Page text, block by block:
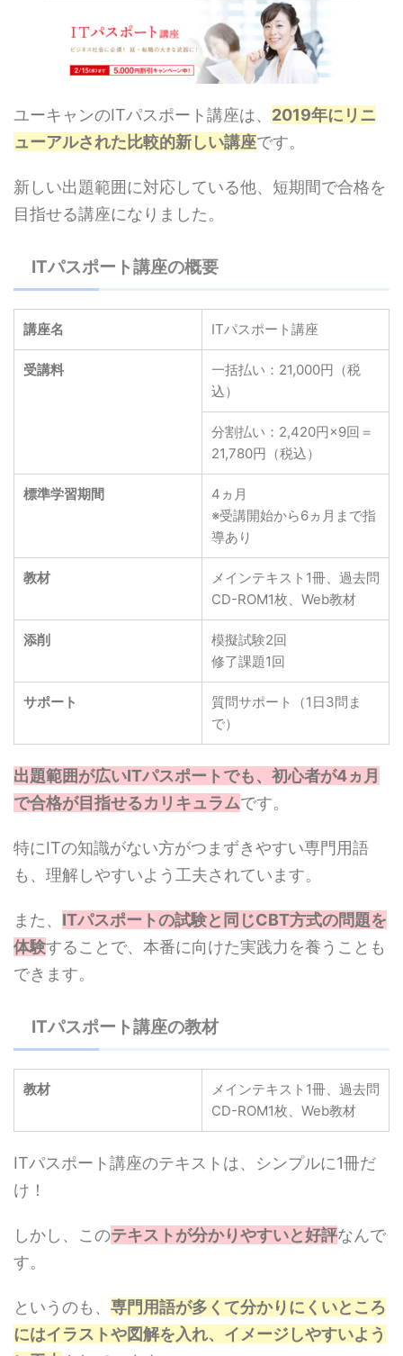
ユーキャンのITパスポート講座は、 2019年にリニ
ューアルされた比較的新しい講座です。
新しい出題範囲に対応している他、短期間で合格を
目指せる講座になりました。
ITパスポート講座の概要
講座名 ITパスポート講座
受講料
一括払い：21,000円（税
込）
分割払い：2,420円×9回＝
21,780円（税込）
標準学習期間
4ヵ月
※受講開始から6ヵ月まで指
導あり
教材
メインテキスト1冊、過去問
CD-ROM1枚、Web教材
添削
模擬試験2回
修了課題1回
サポート
質問サポート（1日3問ま
で）
出題範囲が広いITパスポートでも、初心者が4ヵ月
で合格が目指せるカリキュラムです。
特にITの知識がない方がつまずきやすい専門用語
も、理解しやすいよう工夫されています。
また、 ITパスポートの試験と同じCBT方式の問題を
体験することで、本番に向けた実践力を養うことも
できます。
ITパスポート講座の教材
教材
メインテキスト1冊、過去問
CD-ROM1枚、Web教材
ITパスポート講座のテキストは、シンプルに1冊だ
け！
しかし、このテキストが分かりやすいと好評なんで
す。
というのも、 専門用語が多くて分かりにくいところ
にはイラストや図解を入れ、イメージしやすいよう